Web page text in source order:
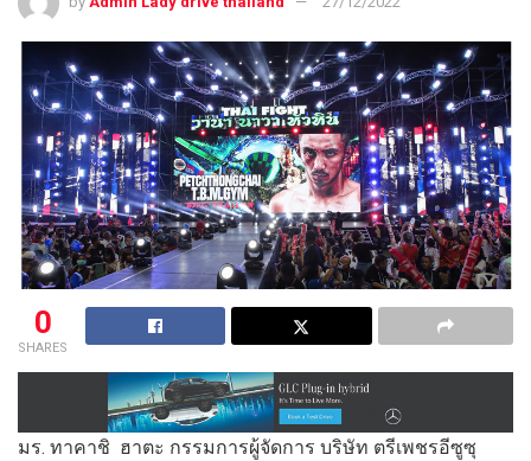
0
SHARES
มร. ทาคาชิ ฮาตะ กรรมการผู้จัดการ บริษัท ตรีเพชรอีซูซุ